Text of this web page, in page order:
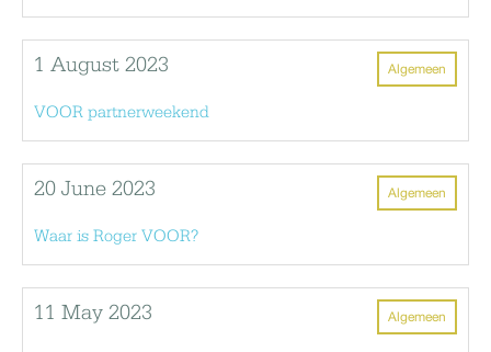
Algemeen
1 August 2023
VOOR partnerweekend
Algemeen
20 June 2023
Waar is Roger VOOR?
Algemeen
11 May 2023